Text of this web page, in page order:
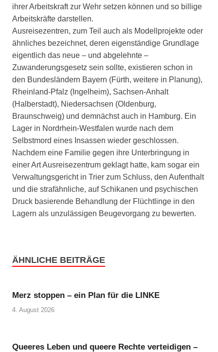
ihrer Arbeitskraft zur Wehr setzen können und so billige
Arbeitskräfte darstellen.
Ausreisezentren, zum Teil auch als Modellprojekte oder
ähnliches bezeichnet, deren eigenständige Grundlage
eigentlich das neue – und abgelehnte –
Zuwanderungsgesetz sein sollte, existieren schon in
den Bundesländern Bayern (Fürth, weitere in Planung),
Rheinland-Pfalz (Ingelheim), Sachsen-Anhalt
(Halberstadt), Niedersachsen (Oldenburg,
Braunschweig) und demnächst auch in Hamburg. Ein
Lager in Nordrhein-Westfalen wurde nach dem
Selbstmord eines Insassen wieder geschlossen.
Nachdem eine Familie gegen ihre Unterbringung in
einer Art Ausreisezentrum geklagt hatte, kam sogar ein
Verwaltungsgericht in Trier zum Schluss, den Aufenthalt
und die strafähnliche, auf Schikanen und psychischen
Druck basierende Behandlung der Flüchtlinge in den
Lagern als unzulässigen Beugevorgang zu bewerten.
ÄHNLICHE BEITRÄGE
Merz stoppen – ein Plan für die LINKE
4. August 2026
Queeres Leben und queere Rechte verteidigen –